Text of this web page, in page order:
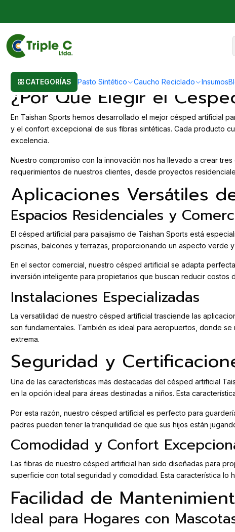
CATEGORÍAS Pasto Sintético Caucho Reciclado Insumos
Césped Artificial para
¿Por Qué Elegir el
En Taishan Sports hemos desarrollado el mejor césped artificial
y el confort excepcional de sus fibras sintéticas. Cada producto
excelencia.
Nuestro compromiso con la innovación nos ha llevado a crear
requerimientos de nuestros clientes, desde proyectos
Aplicaciones Versátiles
Espacios Residenciales y
El césped artificial para paisajismo de Taishan Sports está
piscinas, balcones y terrazas, proporcionando un aspecto verde
En el sector comercial, nuestro césped artificial se adapta
inversión inteligente para propietarios que buscan reducir costos
Instalaciones Especializadas
La versatilidad de nuestro césped artificial trasciende las
son fundamentales. También es ideal para aeropuertos, donde
extrema.
Seguridad y
Una de las características más destacadas del césped artificial
en la opción ideal para áreas destinadas a niños. Esta
Por esta razón, nuestro césped artificial es perfecto para
padres pueden tener la tranquilidad de que sus hijos están
Comodidad y Confort
Las fibras de nuestro césped artificial han sido diseñadas para
superficie con total seguridad y comodidad. Esta característica
Facilidad de
Ideal para Hogares con